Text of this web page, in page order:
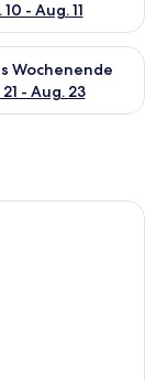
- Aug. 11
Aug. 14
Wochenende
- Aug. 23
Verfügbarkeit